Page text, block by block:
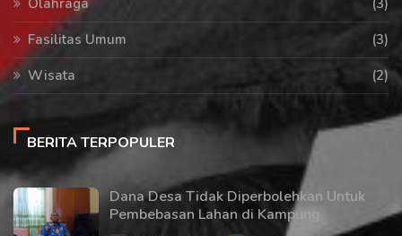
Olahraga
(3)
Fasilitas Umum
(3)
Wisata
(2)
BERITA TERPOPULER
Dana Desa Tidak Diperbolehkan Untuk
Pembebasan Lahan di Kampung